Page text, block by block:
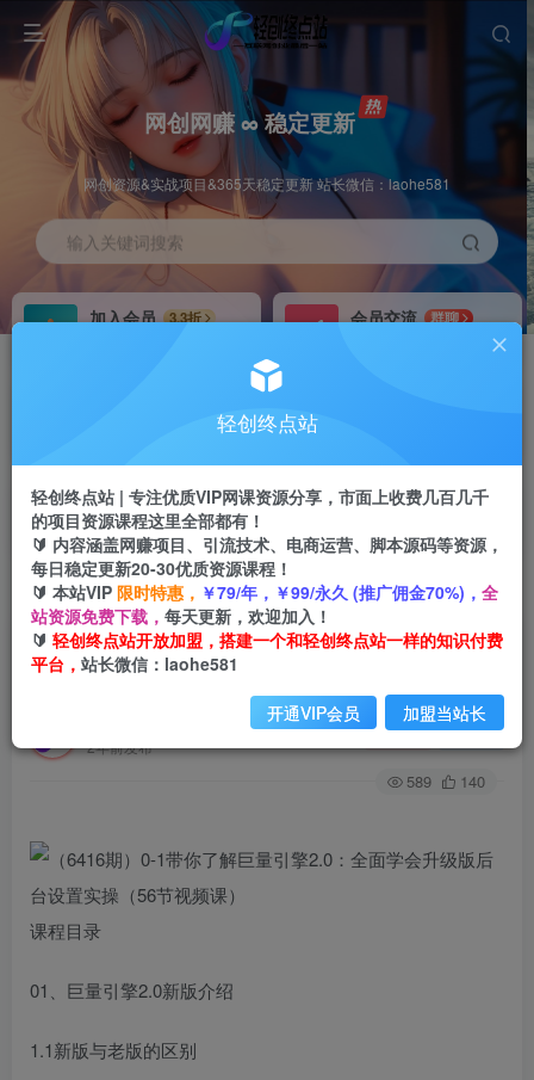
网创网赚 ∞ 稳定更新
网创资源&实战项目&365天稳定更新 站长微信：laohe581
输入关键词搜索
加入会员
3.3折
会员交流
群聊
首页 创业课程 会员专属 正文
（6416期）0-1带你了解巨量引擎2.0：全面学会升
级版后台设置实操（56节视频课）
2年前发布
关注 私信
589 140
课程目录
01、巨量引擎2.0新版介绍
1.1新版与老版的区别
轻创终点站
轻创终点站 | 专注优质VIP网课资源分享，市面上收费几百几千
的项目资源课程这里全部都有！
🔰 内容涵盖网赚项目、引流技术、电商运营、脚本源码等资源，
每日稳定更新20-30优质资源课程！
🔰 本站VIP 限时特惠， ￥79/年，￥99/永久 (推广佣金70%)， 全
站资源免费下载， 每天更新，欢迎加入！
🔰 轻创终点站开放加盟，搭建一个和轻创终点站一样的知识付费
平台， 站长微信：laohe581
开通VIP会员 加盟当站长